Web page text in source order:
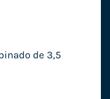
de 3,5